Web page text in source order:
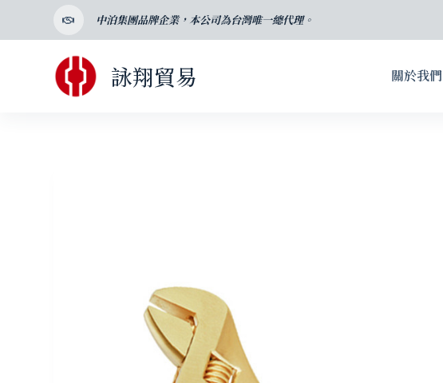
至
中泊集團品牌企業，本公司為台灣唯一總代理。
詠翔貿易 關於我們